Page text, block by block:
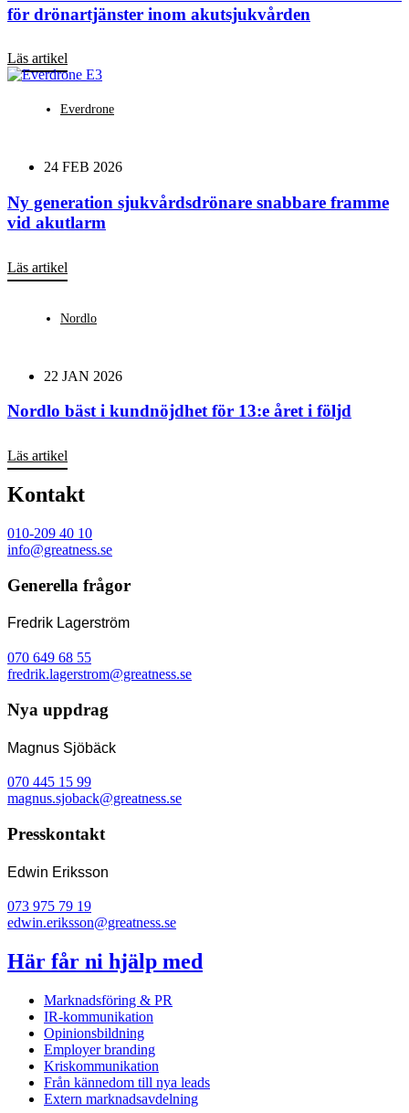
för drönartjänster inom akutsjukvården
Läs artikel
Everdrone
24 FEB 2026
Ny generation sjukvårdsdrönare snabbare framme
vid akutlarm
Läs artikel
Nordlo
22 JAN 2026
Nordlo bäst i kundnöjdhet för 13:e året i följd
Läs artikel
Kontakt
010-209 40 10
info@greatness.se
Generella frågor
Fredrik Lagerström
070 649 68 55
fredrik.lagerstrom@greatness.se
Nya uppdrag
Magnus Sjöbäck
070 445 15 99
magnus.sjoback@greatness.se
Presskontakt
Edwin Eriksson
073 975 79 19
edwin.eriksson@greatness.se
Här får ni hjälp med
Marknadsföring & PR
IR-kommunikation
Opinionsbildning
Employer branding
Kriskommunikation
Från kännedom till nya leads
Extern marknadsavdelning